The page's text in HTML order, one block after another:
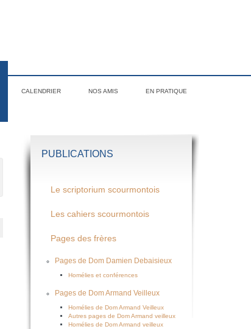
CALENDRIER NOS AMIS EN PRATIQUE
PUBLICATIONS
Le scriptorium scourmontois
Les cahiers scourmontois
Pages des frères
Pages de Dom Damien Debaisieux
Homélies et conférences
Pages de Dom Armand Veilleux
Homélies de Dom Armand Veilleux
Autres pages de Dom Armand veilleux
Homélies de Dom Armand veilleux